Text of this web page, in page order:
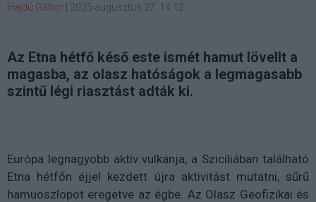
Hajdú Gábor | 2025 augusztus 27. 14:12
Az Etna hétfő késő este ismét hamut lövellt a
magasba, az olasz hatóságok a legmagasabb
szintű légi riasztást adták ki.
Európa legnagyobb aktív vulkánja, a Szicíliában található
Etna hétfőn éjjel kezdett újra aktivitást mutatni, sűrű
hamuoszlopot eregetve az égbe. Az Olasz Geofizikai és